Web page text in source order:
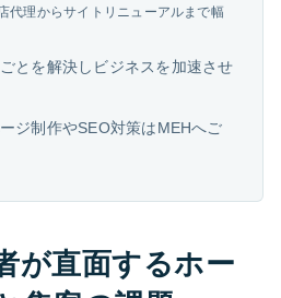
代理からサイトリニューアルまで幅
とを解決しビジネスを加速させ
ジ制作やSEO対策はMEHへご
が直面するホー